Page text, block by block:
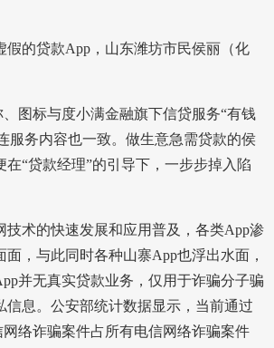
的贷款App，山东潍坊市民侯丽（化
标与度小满金融旗下信贷服务“有钱
服务内容也一致。做生意急需贷款的侯
在“贷款经理”的引导下，一步步掉入陷
术的快速发展和应用普及，各类App渗
面，与此同时各种山寨App也浮出水面，
并无真实贷款业务，仅用于诈骗分子骗
信息。公安部统计数据显示，当前通过
络诈骗案件占所有电信网络诈骗案件